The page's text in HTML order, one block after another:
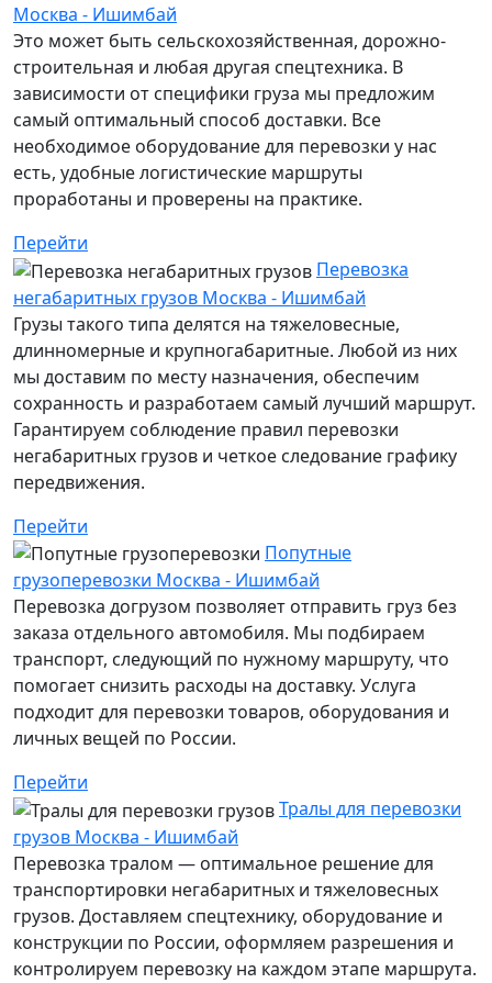
Москва - Ишимбай
Это может быть сельскохозяйственная, дорожно-
строительная и любая другая спецтехника. В
зависимости от специфики груза мы предложим
самый оптимальный способ доставки. Все
необходимое оборудование для перевозки у нас
есть, удобные логистические маршруты
проработаны и проверены на практике.
Перейти
Перевозка
негабаритных грузов Москва - Ишимбай
Грузы такого типа делятся на тяжеловесные,
длинномерные и крупногабаритные. Любой из них
мы доставим по месту назначения, обеспечим
сохранность и разработаем самый лучший маршрут.
Гарантируем соблюдение правил перевозки
негабаритных грузов и четкое следование графику
передвижения.
Перейти
Попутные
грузоперевозки Москва - Ишимбай
Перевозка догрузом позволяет отправить груз без
заказа отдельного автомобиля. Мы подбираем
транспорт, следующий по нужному маршруту, что
помогает снизить расходы на доставку. Услуга
подходит для перевозки товаров, оборудования и
личных вещей по России.
Перейти
Тралы для перевозки
грузов Москва - Ишимбай
Перевозка тралом — оптимальное решение для
транспортировки негабаритных и тяжеловесных
грузов. Доставляем спецтехнику, оборудование и
конструкции по России, оформляем разрешения и
контролируем перевозку на каждом этапе маршрута.